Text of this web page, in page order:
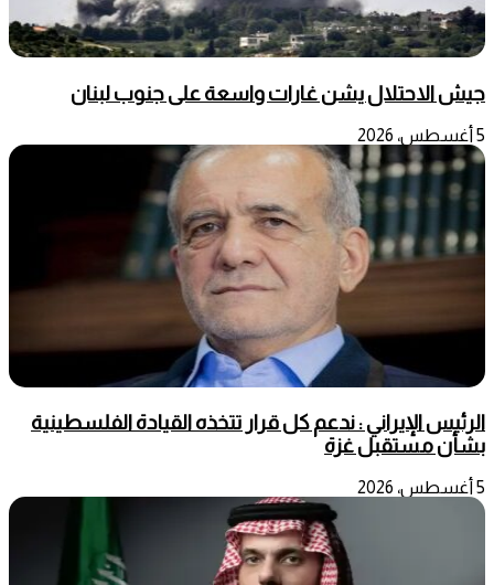
جيش الاحتلال يشن غارات واسعة على جنوب لبنان
5 أغسطس، 2026
الرئيس الإيراني : ندعم كل قرار تتخذه القيادة الفلسطينية
بشأن مستقبل غزة
5 أغسطس، 2026